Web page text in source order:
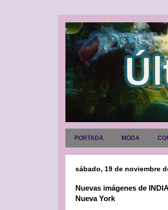
PORTADA MODA
sábado, 19 de noviembre
Nuevas imágenes de
Nueva York